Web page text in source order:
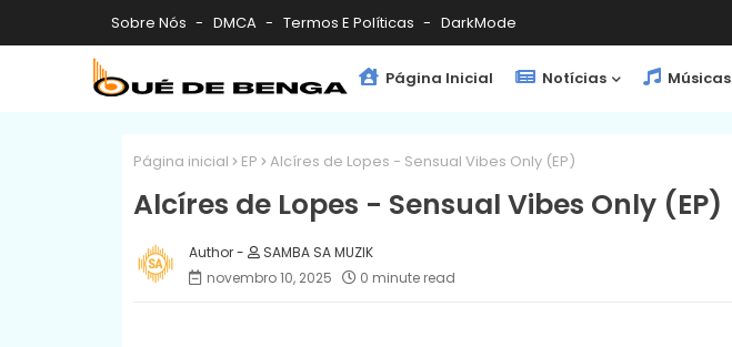
Sobre Nós DMCA Termos E Políticas DarkMode
Página Inicial Notícias Músicas
Página inicial EP Alcíres de Lopes - Sensual Vibes Only (EP)
Alcíres de Lopes - Sensual Vibes Only (EP)
SAMBA SA MUZIK
novembro 10, 2025
0 minute read